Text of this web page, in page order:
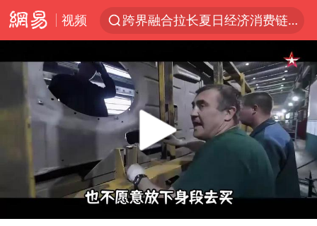
视频
跨界融合拉长夏日经济消费链条
四川宜宾5.5级地震后余震为何不断
白海豚5次眼壁置换
上海轨交全网络地面高架区段限速运行
王艺迪无缘横滨赛决赛
Play
00:00